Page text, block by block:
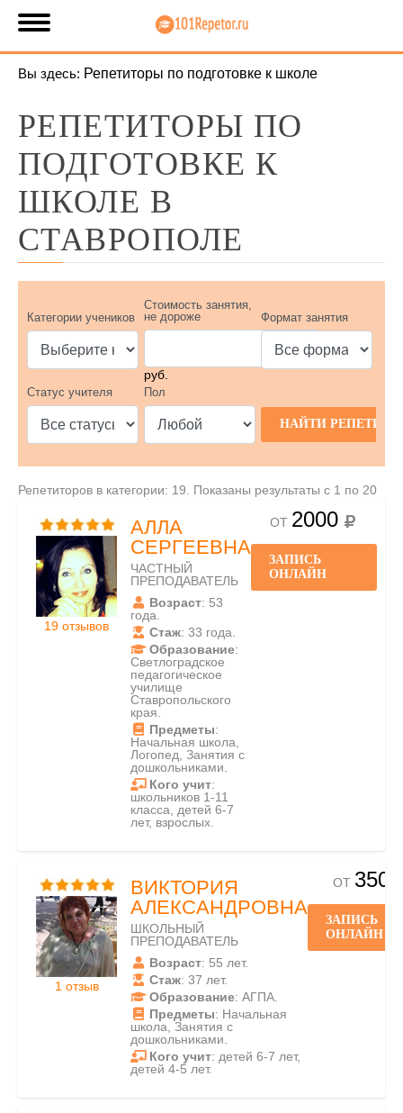
Вы здесь: Репетиторы по подготовке к школе
РЕПЕТИТОРЫ ПО
ПОДГОТОВКЕ К
ШКОЛЕ В
СТАВРОПОЛЕ
Категории учеников
Стоимость занятия,
не дороже
руб.
Формат занятия
Статус учителя Пол
Репетиторов в категории: 19. Показаны результаты с 1 по 20
19 отзывов
АЛЛА
СЕРГЕЕВНА
ЧАСТНЫЙ
ПРЕПОДАВАТЕЛЬ
Возраст: 53
года.
Стаж: 33 года.
Образование:
Светлоградское
педагогическое
училище
Ставропольского
края.
Предметы:
Начальная школа,
Логопед, Занятия с
дошкольниками.
Кого учит:
школьников 1-11
класса, детей 6-7
лет, взрослых.
ОТ 2000
ЗАПИСЬ
ОНЛАЙН
1 отзыв
ВИКТОРИЯ
АЛЕКСАНДРОВНА
ШКОЛЬНЫЙ
ПРЕПОДАВАТЕЛЬ
Возраст: 55 лет.
Стаж: 37 лет.
Образование: АГПА.
Предметы: Начальная
школа, Занятия с
дошкольниками.
Кого учит: детей 6-7 лет,
детей 4-5 лет.
ОТ 350
ЗАПИСЬ
ОНЛАЙН